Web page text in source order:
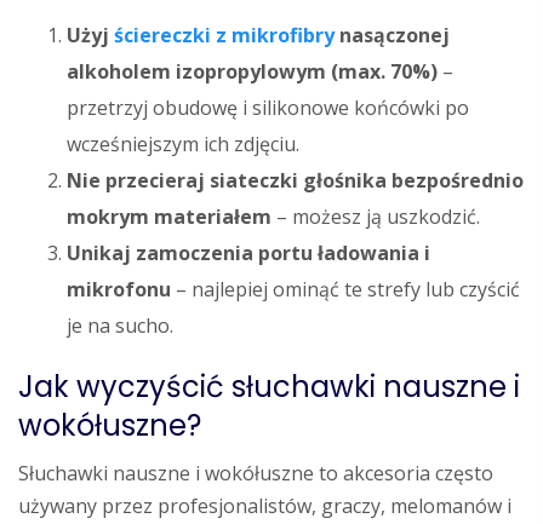
Użyj ściereczki z mikrofibrynasączonej
alkoholem izopropylowym (max. 70%) –
przetrzyj obudowę i silikonowe końcówki po
wcześniejszym ich zdjęciu.
Nie przecieraj siateczki głośnika bezpośrednio
mokrym materiałem – możesz ją uszkodzić.
Unikaj zamoczenia portu ładowania i
mikrofonu – najlepiej ominąć te strefy lub czyścić
je na sucho.
Jak wyczyścić słuchawki nauszne i
wokółuszne?
Słuchawki nauszne i wokółuszne to akcesoria często
używany przez profesjonalistów, graczy, melomanów i